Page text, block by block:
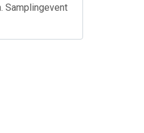
Samplingevent